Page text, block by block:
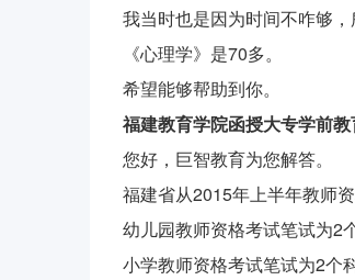
我当时也是因为时间不咋够
《心理学》是70多。
希望能够帮助到你。
福建教育学院函授大专学前
您好，巨智教育为您解答。
福建省从2015年上半年教师
幼儿园教师资格考试笔试为2
小学教师资格考试笔试为2个